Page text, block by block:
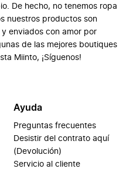
De hecho, no tenemos ropa
nuestros productos son
enviados con amor por
de las mejores boutiques
Miinto, ¡Síguenos!
Ayuda
Preguntas frecuentes
Desistir del contrato aquí
(Devolución)
Servicio al cliente